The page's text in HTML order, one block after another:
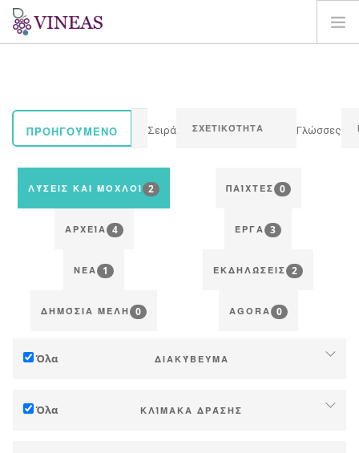
ΛΎΣΕΙΣ ΚΑΙ ΜΟΧΛΟΊ
ΠΡΟΗΓΟΎΜΕΝΟ Σειρά Γλώσσες
ΛΎΣΕΙΣ ΚΑΙ ΜΟΧΛΟΊ 2 ΠΑΊΧΤΕΣ 0
ΑΡΧΕΊΑ 4 ΈΡΓΑ 3
ΝΈΑ 1 ΕΚΔΗΛΏΣΕΙΣ 2
ΔΗΜΌΣΙΑ ΜΈΛΗ 0 AGORA 0
Όλα ΔΙΑΚΎΒΕΥΜΑ
Μείωση (εκπομπών αερίων θερμοκηπίου)
Όλα ΚΛΊΜΑΚΑ ΔΡΆΣΗΣ